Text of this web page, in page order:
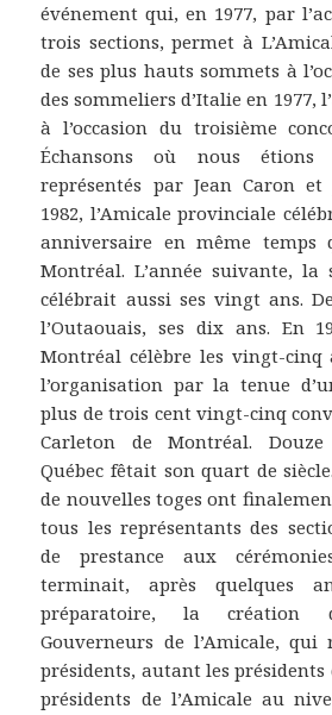
événement qui, en 1977, par
trois sections, permet à
de ses plus hauts sommets à
des sommeliers d’Italie en 1977,
à l’occasion du troisième
Échansons où nous étions
représentés par Jean Caron et
1982, l’Amicale provinciale
anniversaire en même temps
Montréal. L’année suivante, la
célébrait aussi ses vingt ans.
l’Outaouais, ses dix ans. En
Montréal célèbre les vingt-cinq
l’organisation par la tenue
plus de trois cent vingt-cinq
Carleton de Montréal.
Québec fêtait son quart de
de nouvelles toges ont
tous les représentants des
de prestance aux
terminait, après quelques
préparatoire, la création
Gouverneurs de l’Amicale,
présidents, autant les présidents
présidents de l’Amicale au